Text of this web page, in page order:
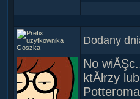
Goszka
Dodany
No
ktĂłrzy